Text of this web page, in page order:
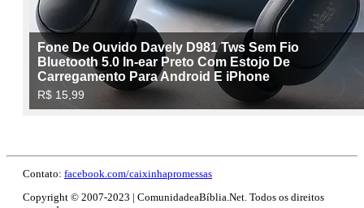
Contato: facebook.com/caixinhapromessas
Copyright © 2007-2023 | ComunidadeaBíblia.Net. Todos os direitos